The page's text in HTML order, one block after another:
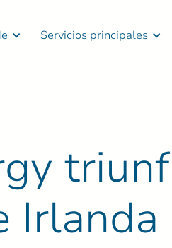
Servicios principales
Irlanda